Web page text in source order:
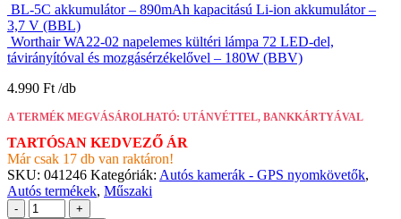
BL-5C akkumulátor – 890mAh kapacitású Li-ion akkumulátor –
3,7 V (BBL)
Worthair WA22-02 napelemes kültéri lámpa 72 LED-del,
távirányítóval és mozgásérzékelővel – 180W (BBV)
4.990 Ft
A TERMÉK MEGVÁSÁROLHATÓ: UTÁNVÉTTEL, BANKKÁRTYÁVAL
TARTÓSAN KEDVEZŐ ÁR
Már csak 17 db van raktáron!
SKU: 041246 Kategóriák: Autós kamerák - GPS nyomkövetők,
Autós termékek, Műszaki
-
+